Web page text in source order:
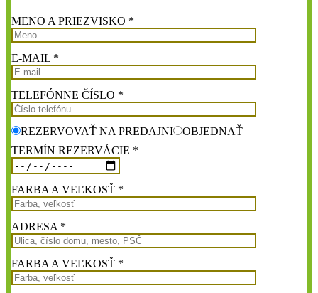
MENO A PRIEZVISKO *
E-MAIL *
TELEFÓNNE ČÍSLO *
REZERVOVAŤ NA PREDAJNI
OBJEDNAŤ
TERMÍN REZERVÁCIE *
FARBA A VEĽKOSŤ *
ADRESA *
FARBA A VEĽKOSŤ *